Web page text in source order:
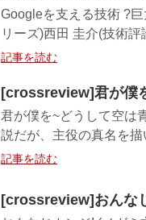
Googleを支える技術 ?
リーズ)西田 圭介(技術評
記事を読む
[crossreview]君が僕
君が僕を~どうして空は
説だが、主役の真名を
記事を読む
[crossreview]おんな